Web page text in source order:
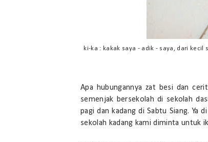
ki-ka : kakak saya - adik - saya, dari
Apa hubungannya zat besi dan
semenjak bersekolah di sekolah
pagi dan kadang di Sabtu Siang. Ya
sekolah kadang kami diminta untuk